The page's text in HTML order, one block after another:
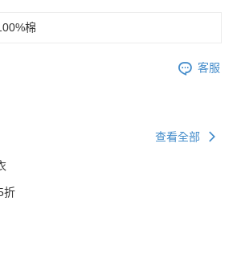
棉
客服
查看全部
折